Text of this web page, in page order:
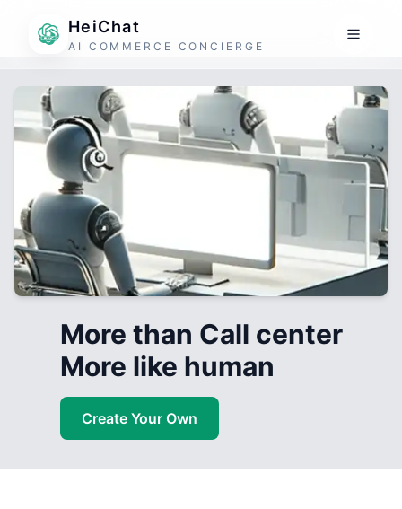
HeiChat
AI COMMERCE CONCIERGE
More than Call center
More like human
Create Your Own